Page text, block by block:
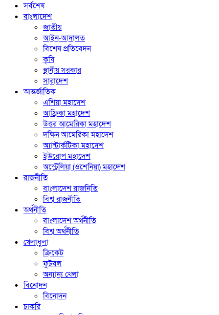
সর্বশেষ
বাংলাদেশ
জাতীয়
আইন-আদালত
বিশেষ প্রতিবেদন
কৃষি
স্থানীয় সরকার
সারাদেশ
আন্তর্জাতিক
এশিয়া মহাদেশ
আফ্রিকা মহাদেশ
উত্তর আমেরিকা মহাদেশ
দক্ষিন আমেরিকা মহাদেশ
অ্যান্টার্কটিকা মহাদেশ
ইউরোপ মহাদেশ
অস্ট্রেলিয়া (ওশেনিয়া) মহাদেশ
রাজনীতি
বাংলাদেশ রাজনিতি
বিশ্ব রাজনীতি
অর্থনীতি
বাংলাদেশ অর্থনীতি
বিশ্ব অর্থনীতি
খেলাধুলা
ক্রিকেট
ফুটবল
অন্যান্য খেলা
বিনোদন
বিনোদন
চাকরি